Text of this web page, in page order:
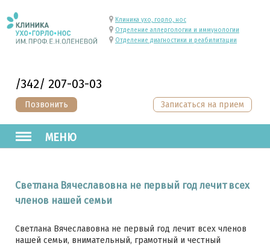
/342/ 207-03-03
Позвонить
Клиника ухо, горло, нос
Отделение аллергологии и иммунологии
Отделение диагностики и реабилитации
МЕНЮ
Записаться на прием
Светлана Вячеславовна не первый год лечит всех
членов нашей семьи
Светлана Вячеславовна не первый год лечит всех членов
нашей семьи, внимательный, грамотный и честный